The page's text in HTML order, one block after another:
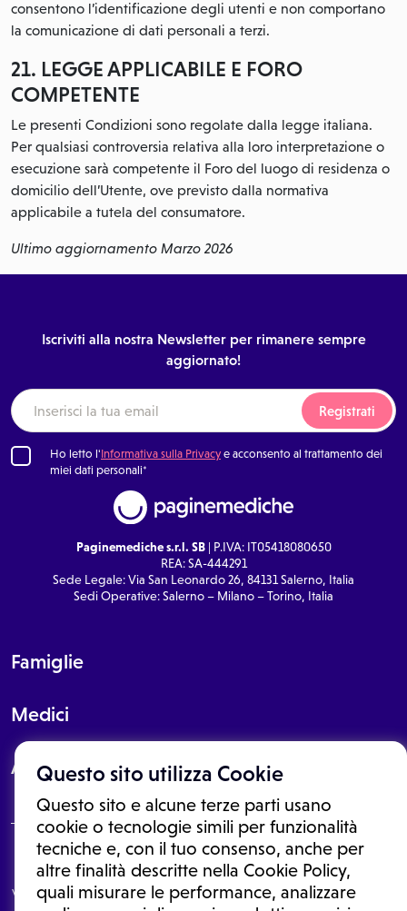
Questo sito utilizza Cookie
Questo sito e alcune terze parti usano
cookie o tecnologie simili per funzionalità
tecniche e, con il tuo consenso, anche per
altre finalità descritte nella Cookie Policy,
quali misurare le performance, analizzare
consentono l’identificazione degli utenti e non comportano
la comunicazione di dati personali a terzi.
21. LEGGE APPLICABILE E FORO
COMPETENTE
Le presenti Condizioni sono regolate dalla legge italiana.
Per qualsiasi controversia relativa alla loro interpretazione o
esecuzione sarà competente il Foro del luogo di residenza o
domicilio dell’Utente, ove previsto dalla normativa
applicabile a tutela del consumatore.
Ultimo aggiornamento Marzo 2026
Iscriviti alla nostra Newsletter per rimanere sempre
aggiornato!
Registrati
Ho letto l'Informativa sulla Privacye acconsento al trattamento dei
miei dati personali*
Paginemediche s.r.l. SB| P.IVA: IT05418080650
REA: SA-444291
Sede Legale: Via San Leonardo 26, 84131 Salerno, Italia
Sedi Operative: Salerno – Milano – Torino, Italia
Famiglie
Medici
About
Le informazioni proposte in questo sito non sono un consulto medico.
In nessun caso, queste informazioni sostituiscono un consulto, una
visita o una diagnosi formulata dal medico. Non si devono considerare
le informazioni disponibili come suggerimenti per la formulazione di